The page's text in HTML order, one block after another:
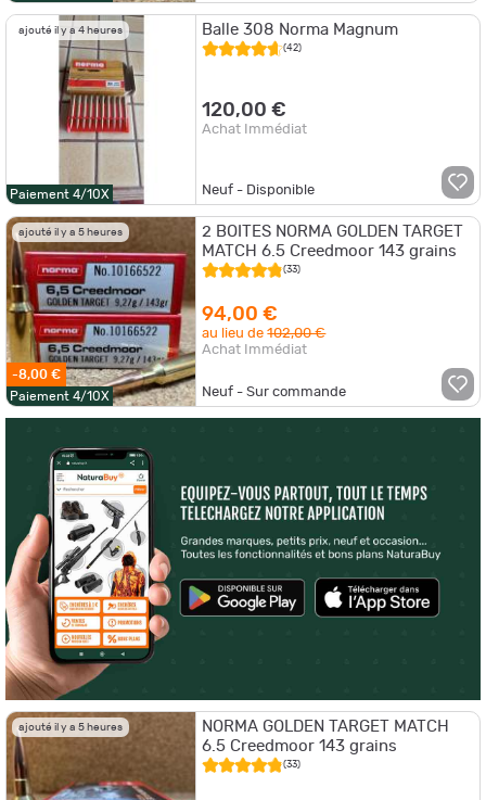
ajouté il y a 4 heures
Paiement 4/10X
Balle 308 Norma Magnum
(42)
120,00 €
Achat Immédiat
Neuf - Disponible
ajouté il y a 5 heures
-8,00 €
Paiement 4/10X
2 BOITES NORMA GOLDEN TARGET
MATCH 6.5 Creedmoor 143 grains
(33)
94,00 €
au lieu de102,00 €
Achat Immédiat
Neuf - Sur commande
ajouté il y a 5 heures
NORMA GOLDEN TARGET MATCH
6.5 Creedmoor 143 grains
(33)